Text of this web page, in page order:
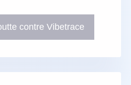
contre Vibetrace